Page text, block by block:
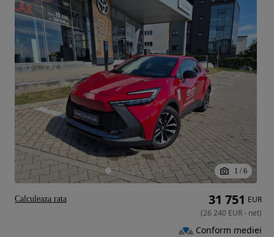
1 / 6
31 751 EUR
(26 240 EUR- net)
Conform mediei
Calculeaza rata